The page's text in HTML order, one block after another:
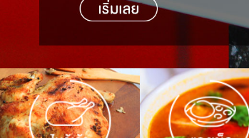
เปรียบเทียบน้ำหนักวัตถุดิบ
ชั่งตวงเนย